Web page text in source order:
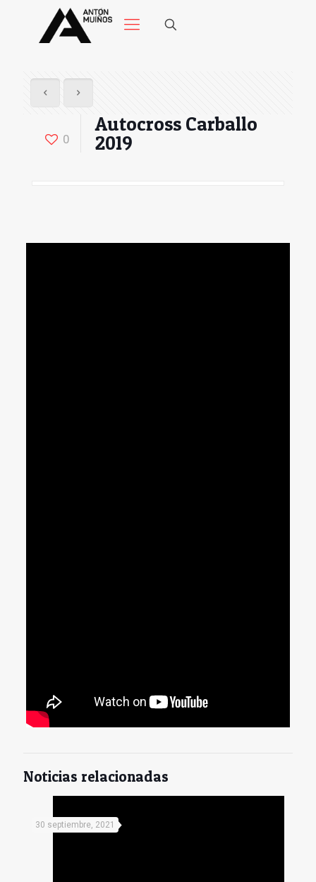
0
Autocross Carballo
2019
Noticias relacionadas
30 septiembre, 2021